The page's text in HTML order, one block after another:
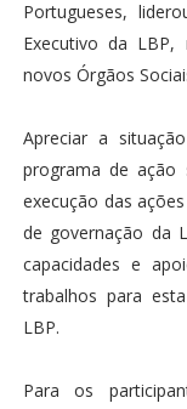
Portugueses,
Executivo da
novos Órgãos
Apreciar a
programa de ação
execução das
de governação da
capacidades e
trabalhos para
LBP.
Para os